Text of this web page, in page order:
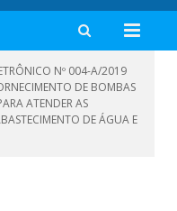
Nº 004-A/2019
DE BOMBAS
ATENDER AS
DE ÁGUA E